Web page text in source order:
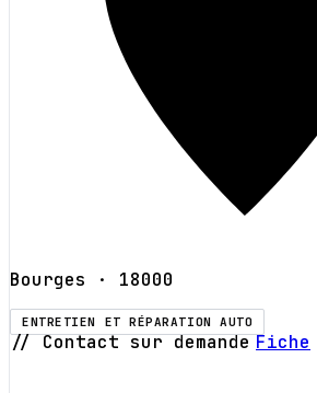
Bourges · 18000
ENTRETIEN ET RÉPARATION AUTO
// Contact sur demande Fiche